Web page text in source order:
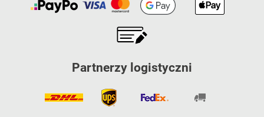
Partnerzy logistyczni